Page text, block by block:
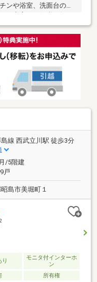
ンや浴室、洗面台の新
面積65.27㎡。宅配ボ
り）の嬉しい条件付き
フターサービス保証付
住環境です。
線 西武立川駅 徒歩3分
/5階建
戸
島市美堀町１
2
り
モニタ付インターホ
ン
所有権